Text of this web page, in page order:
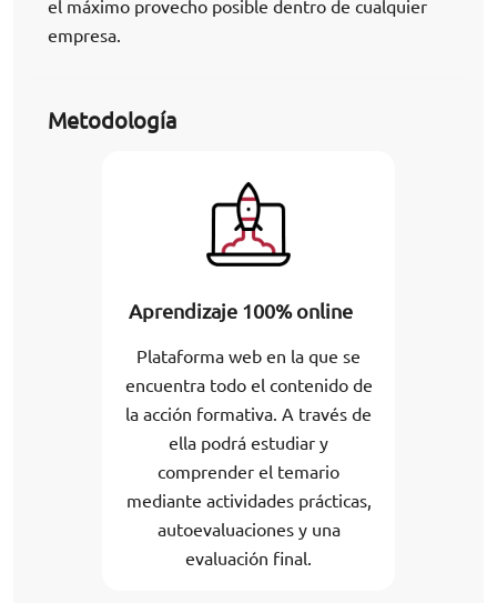
el máximo provecho posible dentro de cualquier
empresa.
Metodología
Aprendizaje 100% online
Plataforma web en la que se
encuentra todo el contenido de
la acción formativa. A través de
ella podrá estudiar y
comprender el temario
mediante actividades prácticas,
autoevaluaciones y una
evaluación final.